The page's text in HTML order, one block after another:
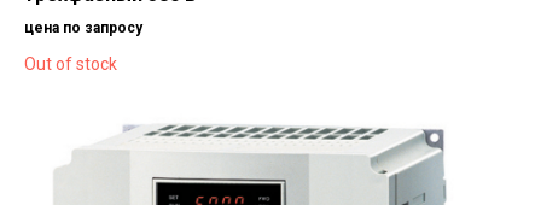
цена по запросу
Out of stock